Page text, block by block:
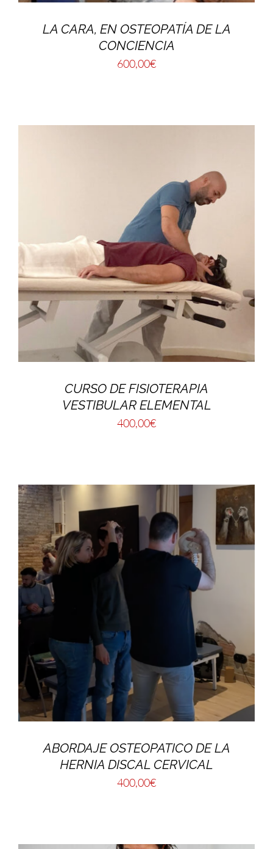
LA CARA, EN OSTEOPATÍA DE LA
CONCIENCIA
600,00€
CURSO DE FISIOTERAPIA
VESTIBULAR ELEMENTAL
400,00€
ABORDAJE OSTEOPATICO DE LA
HERNIA DISCAL CERVICAL
400,00€